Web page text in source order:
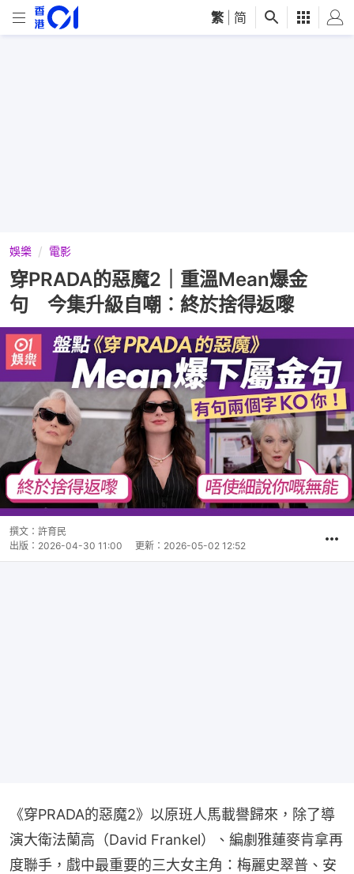
繁 简
娛樂 電影
穿PRADA的惡魔2｜重溫Mean爆金
句 今集升級自嘲︰終於捨得返嚟
撰文： 許育民
出版： 2026-04-30 11:00 更新： 2026-05-02 12:52
《穿PRADA的惡魔2》以原班人馬載譽歸來，除了導
演大衛法蘭高（David Frankel）、編劇雅蓮麥肯拿再
度聯手，戲中最重要的三大女主角：梅麗史翠普、安